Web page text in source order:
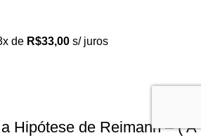
de R$33,00 s/ juros
Hipótese de Reimann – ( A